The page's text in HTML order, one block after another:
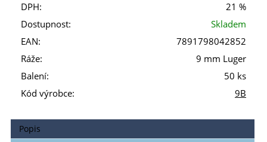
DPH:
21 %
Dostupnost:
Skladem
EAN:
7891798042852
Ráže:
9 mm Luger
Balení:
50 ks
Kód výrobce:
9B
Popis